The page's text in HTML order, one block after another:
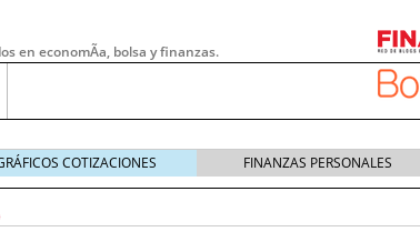
en economÃ­a, bolsa y finanzas.
COTIZACIONES FINANZAS PERSONALES